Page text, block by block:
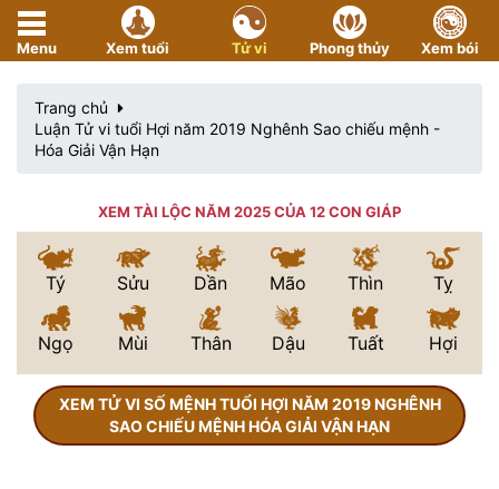
Menu Xem tuổi Tử vi Phong thủy Xem bói
Trang chủ
Luận Tử vi tuổi Hợi năm 2019 Nghênh Sao chiếu mệnh -
Hóa Giải Vận Hạn
XEM TÀI LỘC NĂM 2025 CỦA 12 CON GIÁP
Tý Sửu Dần Mão Thìn Tỵ
Ngọ Mùi Thân Dậu Tuất Hợi
XEM TỬ VI SỐ MỆNH TUỔI HỢI NĂM 2019 NGHÊNH
SAO CHIẾU MỆNH HÓA GIẢI VẬN HẠN